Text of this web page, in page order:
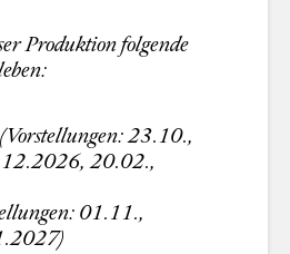
Produktion folgende
23.10.,
20.02.,
01.11.,